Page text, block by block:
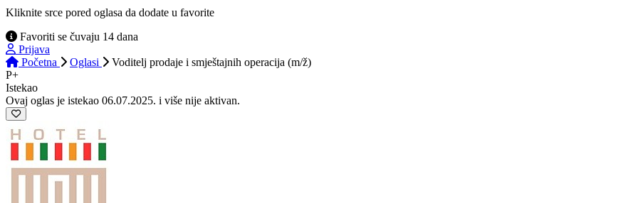
Kliknite srce pored oglasa da dodate u favorite
Favoriti se čuvaju 14 dana
Prijava
Početna
Oglasi
Voditelj prodaje i smještajnih operacija (m/ž)
P+
Istekao
Ovaj oglas je istekao 06.07.2025. i više nije aktivan.